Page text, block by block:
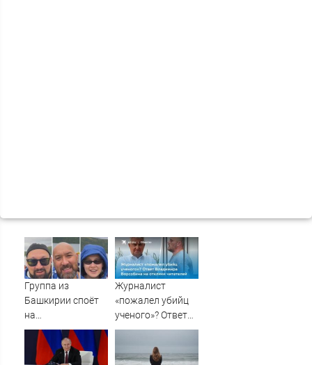
Группа из
Башкирии споёт
на
географическом
Северном полюсе
Журналист
«пожалел убийц
ученого»? Ответ
Владимира
Ворсобина на
отклики